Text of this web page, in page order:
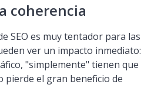
coherencia
SEO es muy tentador para las
ver un impacto inmediato:
"simplemente" tienen que
pierde el gran beneficio de